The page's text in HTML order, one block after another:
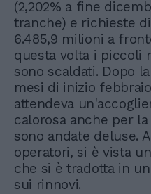
(2,202% a fine
tranche) e richieste
6.485,9 milioni a
questa volta i piccoli
sono scaldati. Dopo
mesi di inizio
attendeva
calorosa anche per
sono andate deluse.
operatori, si è vista
che si è tradotta in
sui rinnovi.